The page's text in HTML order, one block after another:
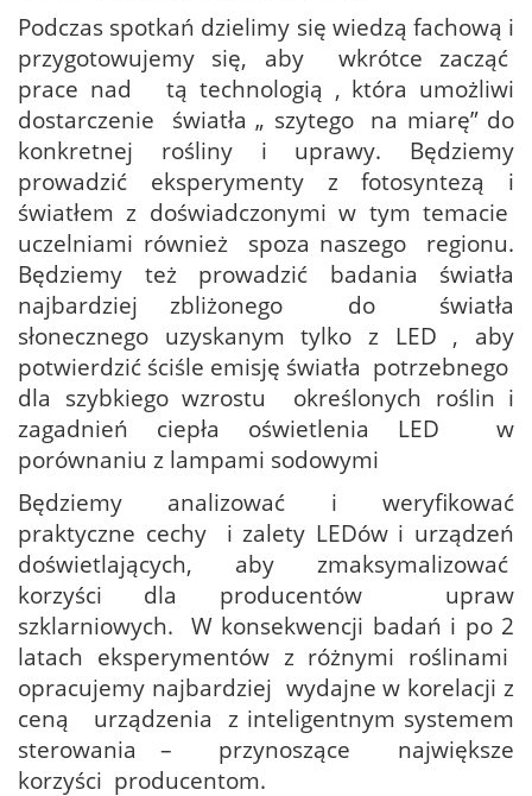
Podczas spotkań dzielimy się wiedzą fachową i
przygotowujemy się, aby wkrótce zacząć
prace nad tą technologią , która umożliwi
dostarczenie światła „ szytego na miarę” do
konkretnej rośliny i uprawy. Będziemy
prowadzić eksperymenty z fotosyntezą i
światłem z doświadczonymi w tym temacie
uczelniami również spoza naszego regionu.
Będziemy też prowadzić badania światła
najbardziej zbliżonego do światła
słonecznego uzyskanym tylko z LED , aby
potwierdzić ściśle emisję światła potrzebnego
dla szybkiego wzrostu określonych roślin i
zagadnień ciepła oświetlenia LED w
porównaniu z lampami sodowymi
Będziemy analizować i weryfikować
praktyczne cechy i zalety LEDów i urządzeń
doświetlających, aby zmaksymalizować
korzyści dla producentów upraw
szklarniowych. W konsekwencji badań i po 2
latach eksperymentów z różnymi roślinami
opracujemy najbardziej wydajne w korelacji z
ceną urządzenia z inteligentnym systemem
sterowania – przynoszące największe
korzyści producentom.